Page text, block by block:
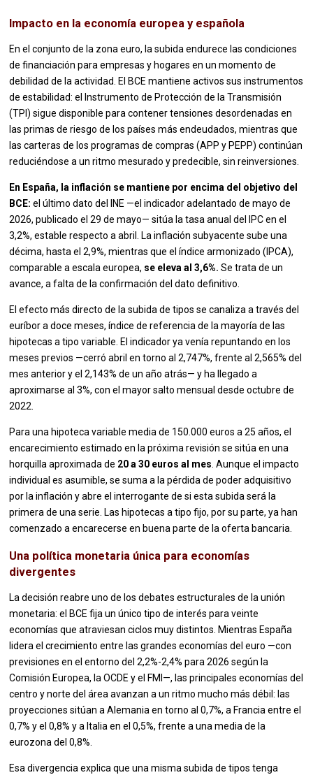
Impacto en la economía europea y española
En el conjunto de la zona euro, la subida endurece las condiciones
de financiación para empresas y hogares en un momento de
debilidad de la actividad. El BCE mantiene activos sus instrumentos
de estabilidad: el Instrumento de Protección de la Transmisión
(TPI) sigue disponible para contener tensiones desordenadas en
las primas de riesgo de los países más endeudados, mientras que
las carteras de los programas de compras (APP y PEPP) continúan
reduciéndose a un ritmo mesurado y predecible, sin reinversiones.
En España, la inflación se mantiene por encima del objetivo del
BCE: el último dato del INE —el indicador adelantado de mayo de
2026, publicado el 29 de mayo— sitúa la tasa anual del IPC en el
3,2%, estable respecto a abril. La inflación subyacente sube una
décima, hasta el 2,9%, mientras que el índice armonizado (IPCA),
comparable a escala europea, se eleva al 3,6%. Se trata de un
avance, a falta de la confirmación del dato definitivo.
El efecto más directo de la subida de tipos se canaliza a través del
euríbor a doce meses, índice de referencia de la mayoría de las
hipotecas a tipo variable. El indicador ya venía repuntando en los
meses previos —cerró abril en torno al 2,747%, frente al 2,565% del
mes anterior y el 2,143% de un año atrás— y ha llegado a
aproximarse al 3%, con el mayor salto mensual desde octubre de
2022.
Para una hipoteca variable media de 150.000 euros a 25 años, el
encarecimiento estimado en la próxima revisión se sitúa en una
horquilla aproximada de 20 a 30 euros al mes . Aunque el impacto
individual es asumible, se suma a la pérdida de poder adquisitivo
por la inflación y abre el interrogante de si esta subida será la
primera de una serie. Las hipotecas a tipo fijo, por su parte, ya han
comenzado a encarecerse en buena parte de la oferta bancaria.
Una política monetaria única para economías
divergentes
La decisión reabre uno de los debates estructurales de la unión
monetaria: el BCE fija un único tipo de interés para veinte
economías que atraviesan ciclos muy distintos. Mientras España
lidera el crecimiento entre las grandes economías del euro —con
previsiones en el entorno del 2,2%-2,4% para 2026 según la
Comisión Europea, la OCDE y el FMI—, las principales economías del
centro y norte del área avanzan a un ritmo mucho más débil: las
proyecciones sitúan a Alemania en torno al 0,7%, a Francia entre el
0,7% y el 0,8% y a Italia en el 0,5%, frente a una media de la
eurozona del 0,8%.
Esa divergencia explica que una misma subida de tipos tenga